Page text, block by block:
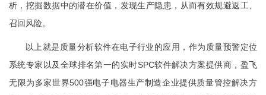
析，挖掘数据中的潜在价值，发现生产隐患，从而有效规避返工、
召回风险。
以上就是质量分析软件在电子行业的应用，作为质量预警定位
系统专家以及全球排名第一的实时SPC软件解决方案提供商，盈飞
无限为多家世界500强电子电器生产制造企业提供质量管控解决方